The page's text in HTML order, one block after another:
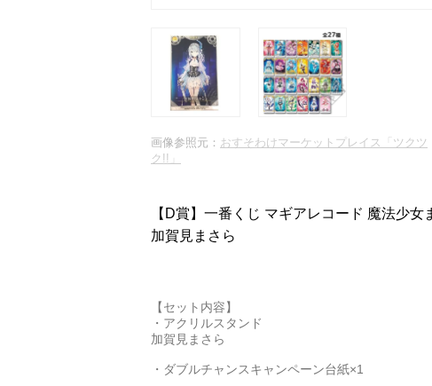
画像参照元： おすそわけマーケットプレイス「ツクツ
ク!!」
【D賞】一番くじ マギアレコード 魔法少
加賀見まさら
【セット内容】
・アクリルスタンド
加賀見まさら
・ダブルチャンスキャンペーン台紙×1